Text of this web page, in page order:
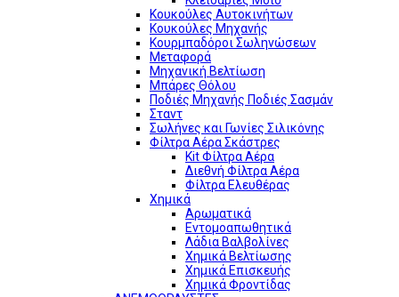
Κουκούλες Αυτοκινήτων
Κουκούλες Μηχανής
Κουρμπαδόροι Σωληνώσεων
Μεταφορά
Μηχανική Βελτίωση
Μπάρες Θόλου
Ποδιές Μηχανής Ποδιές Σασμάν
Σταντ
Σωλήνες και Γωνίες Σιλικόνης
Φίλτρα Αέρα Σκάστρες
Kit Φίλτρα Αέρα
Διεθνή Φίλτρα Αέρα
Φίλτρα Ελευθέρας
Χημικά
Αρωματικά
Εντομοαπωθητικά
Λάδια Βαλβολίνες
Χημικά Βελτίωσης
Χημικά Επισκευής
Χημικά Φροντίδας